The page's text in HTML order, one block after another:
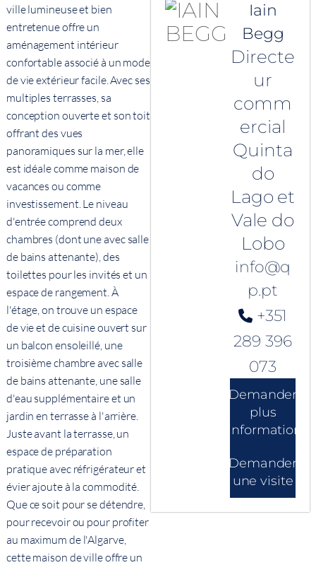
ville lumineuse et bien
entretenue offre un
aménagement intérieur
confortable associé à un mode
de vie extérieur facile. Avec ses
multiples terrasses, sa
conception ouverte et son toit
offrant des vues
panoramiques sur la mer, elle
est idéale comme maison de
vacances ou comme
investissement. Le niveau
d'entrée comprend deux
chambres (dont une avec salle
de bains attenante), des
toilettes pour les invités et un
espace de rangement. À
l'étage, on trouve un espace
de vie et de cuisine ouvert sur
un balcon ensoleillé, une
troisième chambre avec salle
de bains attenante, une salle
d'eau supplémentaire et un
jardin en terrasse à l'arrière.
Juste avant la terrasse, un
espace de préparation
pratique avec réfrigérateur et
évier ajoute à la commodité.
Que ce soit pour se détendre,
pour recevoir ou pour profiter
au maximum de l'Algarve,
cette maison de ville offre un
Iain
Begg
Directe
ur
comm
ercial
Quinta
do
Lago et
Vale do
Lobo
info@q
p.pt
+351
289 396
073
Demander
plus
d'informations
Demander
une visite